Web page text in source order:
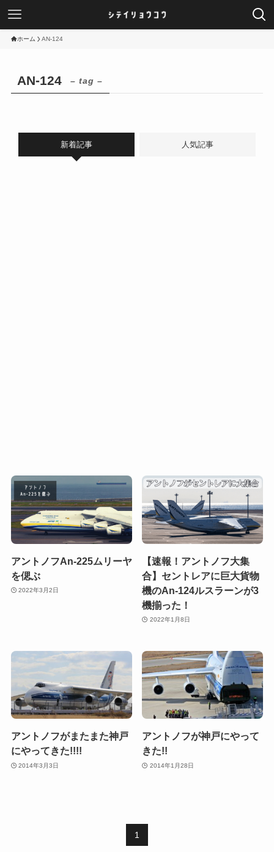
ホーム AN-124
AN-124 – tag –
新着記事 人気記事
アントノフAn-225ムリーヤ
を偲ぶ
2022年3月2日
【速報！アントノフ大集
合】セントレアに巨大貨物
機のAn-124ルスラーンが3
機揃った！
2022年1月8日
アントノフがまたまた神戸
にやってきた!!!!
2014年3月3日
アントノフが神戸にやって
きた!!
2014年1月28日
1